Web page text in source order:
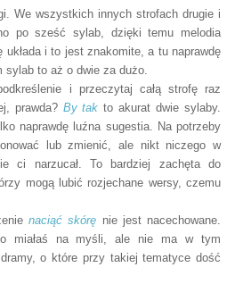
We wszystkich innych strofach drugie i
po sześć sylab, dzięki temu melodia
i to jest znakomite, a tu naprawdę
sylab to aż o dwie za dużo.
i przeczytaj całą strofę raz
prawda? By tak to akurat dwie sylaby.
naprawdę luźna sugestia. Na potrzeby
lub zmienić, ale nikt niczego w
ci narzucał. To bardziej zachęta do
mogą lubić rozjechane wersy, czemu
naciąć skórę nie jest nacechowane.
miałaś na myśli, ale nie ma w tym
o które przy takiej tematyce dość